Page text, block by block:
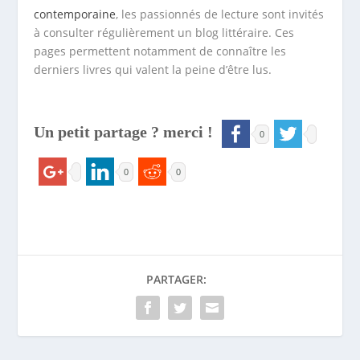
contemporaine, les passionnés de lecture sont invités
à consulter régulièrement un blog littéraire. Ces
pages permettent notamment de connaître les
derniers livres qui valent la peine d’être lus.
Un petit partage ? merci ! 0
0 0
PARTAGER: